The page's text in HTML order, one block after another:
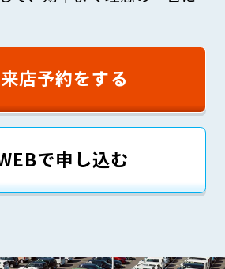
来店予約をする
で申し込む